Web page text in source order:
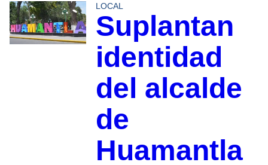
LOCAL
Suplantan
identidad
del alcalde
de
Huamantla